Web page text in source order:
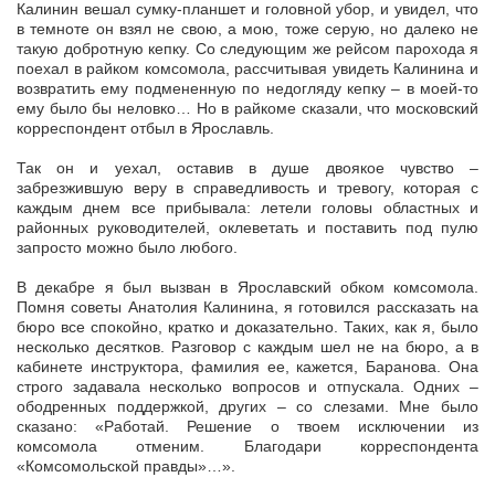
Калинин вешал сумку-планшет и головной убор, и увидел, что
в темноте он взял не свою, а мою, тоже серую, но далеко не
такую добротную кепку. Со следующим же рейсом парохода я
поехал в райком комсомола, рассчитывая увидеть Калинина и
возвратить ему подмененную по недогляду кепку – в моей-то
ему было бы неловко… Но в райкоме сказали, что московский
корреспондент отбыл в Ярославль.
Так он и уехал, оставив в душе двоякое чувство –
забрезжившую веру в справедливость и тревогу, которая с
каждым днем все прибывала: летели головы областных и
районных руководителей, оклеветать и поставить под пулю
запросто можно было любого.
В декабре я был вызван в Ярославский обком комсомола.
Помня советы Анатолия Калинина, я готовился рассказать на
бюро все спокойно, кратко и доказательно. Таких, как я, было
несколько десятков. Разговор с каждым шел не на бюро, а в
кабинете инструктора, фамилия ее, кажется, Баранова. Она
строго задавала несколько вопросов и отпускала. Одних –
ободренных поддержкой, других – со слезами. Мне было
сказано: «Работай. Решение о твоем исключении из
комсомола отменим. Благодари корреспондента
«Комсомольской правды»…».